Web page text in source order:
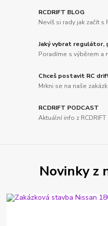
RCDRIFT BLOG
Nevíš si rady jak začít s
Jaký vybrat regulátor,
Poradíme s výběrem a
Chceš postavit RC
Mrkni se na naše
RCDRIFT PODCAST
Aktuální info z
Novinky z